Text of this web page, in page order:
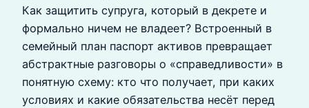
Как защитить супруга, который в декрете и
формально ничем не владеет? Встроенный в
семейный план паспорт активов превращает
абстрактные разговоры о «справедливости» в
понятную схему: кто что получает, при каких
условиях и какие обязательства несёт перед